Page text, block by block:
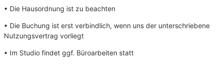
• Die Hausordnung ist zu beachten
• Die Buchung ist erst verbindlich, wenn uns der unterschriebene
Nutzungsvertrag vorliegt
• Im Studio findet ggf. Büroarbeiten statt